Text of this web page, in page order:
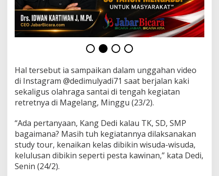
a
r
a
n
m
a
s
u
k
i
s
u
d
a
T
Hal tersebut ia sampaikan dalam unggahan video
di Instagram @dedimulyadi71 saat berjalan kaki
sekaligus olahraga santai di tengah kegiatan
retretnya di Magelang, Minggu (23/2).
“Ada pertanyaan, Kang Dedi kalau TK, SD, SMP
bagaimana? Masih tuh kegiatannya dilaksanakan
study tour, kenaikan kelas dibikin wisuda-wisuda,
kelulusan dibikin seperti pesta kawinan,” kata Dedi,
Senin (24/2).